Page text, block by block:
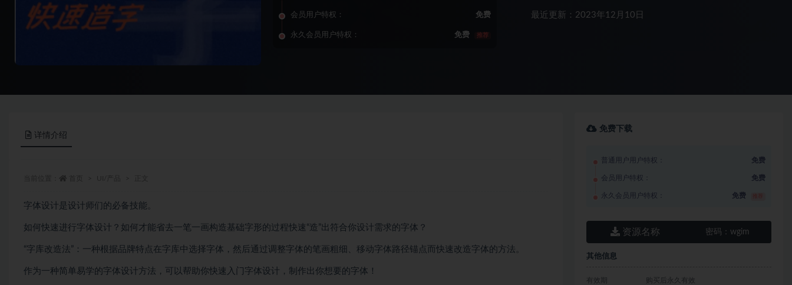
会员用户特权： 免费
永久会员用户特权： 免费 推荐
最近更新：2023年12月10日
详情介绍
字体设计是设计师们的必备技能。
如何快速进行字体设计？如何才能省去一笔一画构造基础字形的过程快速“造”出符合你设计需求的字体？
“字库改造法”：一种根据品牌特点在字库中选择字体，然后通过调整字体的笔画粗细、移动字体路径锚点而快速改造字体的方法。
作为一种简单易学的字体设计方法，可以帮助你快速入门字体设计，制作出你想要的字体！
免费下载
普通用户用户特权： 免费
会员用户特权： 免费
永久会员用户特权： 免费
资源名称 密码：wgim
其他信息
有效期 购买后永久有效